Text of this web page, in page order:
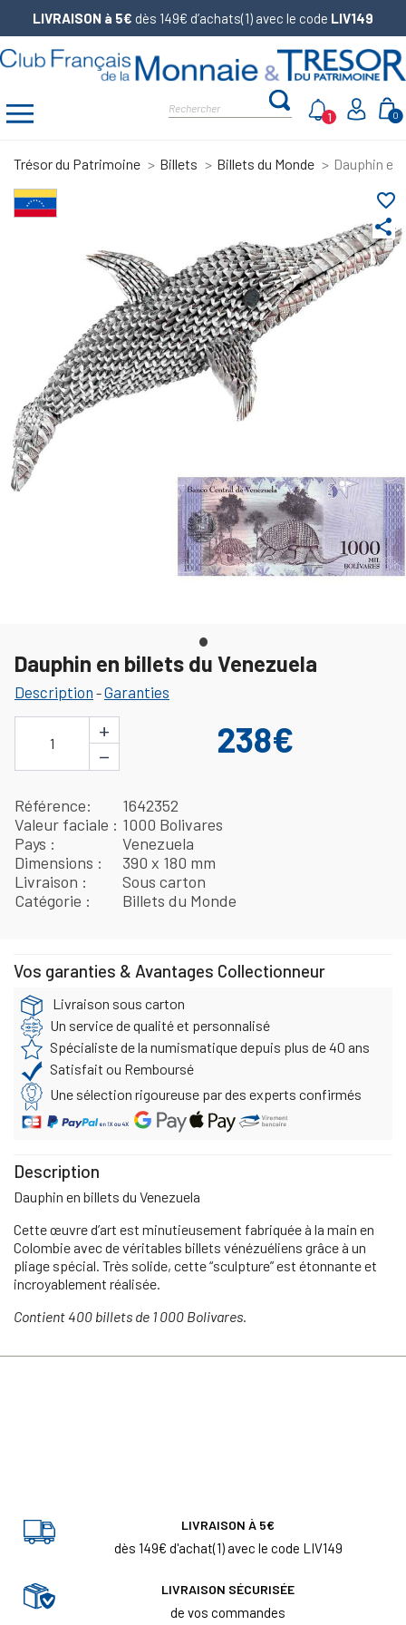
LIVRAISON à 5€ dès 149€ d’achats(1) avec le code LIV149
0
1
Trésor du Patrimoine Billets Billets du Monde Dauphin en
share
favorite_border
Dauphin en billets du Venezuela
Description -Garanties
1
+
−
238€
Référence
1642352
Valeur faciale
1000 Bolivares
Pays
Venezuela
Dimensions
390 x 180 mm
Livraison
Sous carton
Catégorie
Billets du Monde
Vos garanties & Avantages Collectionneur
Livraison sous carton
Un service de qualité et personnalisé
Spécialiste de la numismatique depuis plus de 40 ans
Satisfait ou Remboursé
Une sélection rigoureuse par des experts confirmés
Description
Dauphin en billets du Venezuela
Cette œuvre d’art est minutieusement fabriquée à la main en
Colombie avec de véritables billets vénézuéliens grâce à un
pliage spécial. Très solide, cette “sculpture” est étonnante et
incroyablement réalisée.
Contient 400 billets de 1 000 Bolivares.
LIVRAISON À 5€
dès 149€ d'achat(1) avec le code LIV149
LIVRAISON SÉCURISÉE
de vos commandes